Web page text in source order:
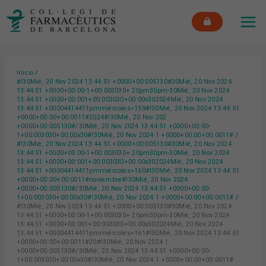
Inicio
#!30Mié, 20 Nov 2024 13:44:51 +0000+00:005130#30Mié, 20 Nov 2024
13:44:51 +0000+00:00-1+00:003030+ 20pm30pm-30Mié, 20 Nov 2024
13:44:51 +0000+00:001+00:003030+00:00x302024Mié, 20 Nov 2024
13:44:51 +00004414411pmmiércoles=159#!30Mié, 20 Nov 2024 13:44:51
+0000+00:00+00:0011#2024#!30Mié, 20 Nov 202
+0000+00:005130#/30Mié, 20 Nov 2024 13:44:51 +0000+00:00-
1+00:003030+00:00x30#!30Mié, 20 Nov 2024 1 +0000+00:00+00:0011#
#!30Mié, 20 Nov 2024 13:44:51 +0000+00:005130#30Mié, 20 Nov 2024
13:44:51 +0000+00:00-1+00:003030+ 20pm30pm-30Mié, 20 Nov 2024
13:44:51 +0000+00:001+00:003030+00:00x302024Mié, 20 Nov 2024
13:44:51 +00004414411pmmiércoles=160#!30Mié, 20 Nov 2024 13:44:51
+0000+00:00+00:0011#noviembre#!30Mié, 20 Nov 2024
+0000+00:005130#/30Mié, 20 Nov 2024 13:44:51 +0000+00:00-
1+00:003030+00:00x30#!30Mié, 20 Nov 2024 1 +0000+00:00+00:0011#
#!30Mié, 20 Nov 2024 13:44:51 +0000+00:005130#30Mié, 20 Nov 2024
13:44:51 +0000+00:00-1+00:003030+ 20pm30pm-30Mié, 20 Nov 2024
13:44:51 +0000+00:001+00:003030+00:00x302024Mié, 20 Nov 2024
13:44:51 +00004414411pmmiércoles=161#!30Mié, 20 Nov 2024 13:44:51
+0000+00:00+00:0011#20#!30Mié, 20 Nov 2024 1
+0000+00:005130#/30Mié, 20 Nov 2024 13:44:51 +0000+00:00-
1+00:003030+00:00x30#!30Mié, 20 Nov 2024 1 +0000+00:00+00:0011#